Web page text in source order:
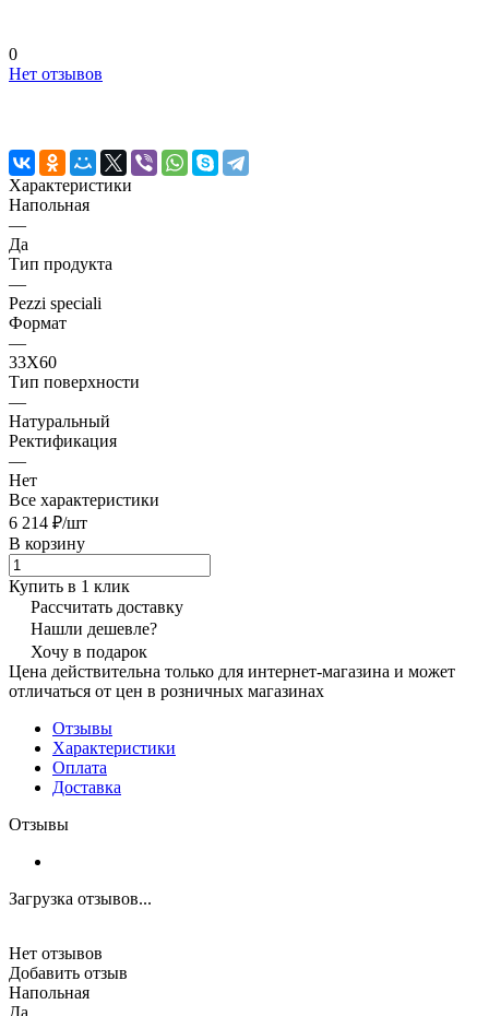
0
Нет отзывов
Характеристики
Напольная
—
Да
Тип продукта
—
Pezzi speciali
Формат
—
33X60
Тип поверхности
—
Натуральный
Ректификация
—
Нет
Все характеристики
6 214 ₽/шт
В корзину
Купить в 1 клик
Рассчитать доставку
Нашли дешевле?
Хочу в подарок
Цена действительна только для интернет-магазина и может
отличаться от цен в розничных магазинах
Отзывы
Характеристики
Оплата
Доставка
Отзывы
Загрузка отзывов...
Нет отзывов
Добавить отзыв
Напольная
Да